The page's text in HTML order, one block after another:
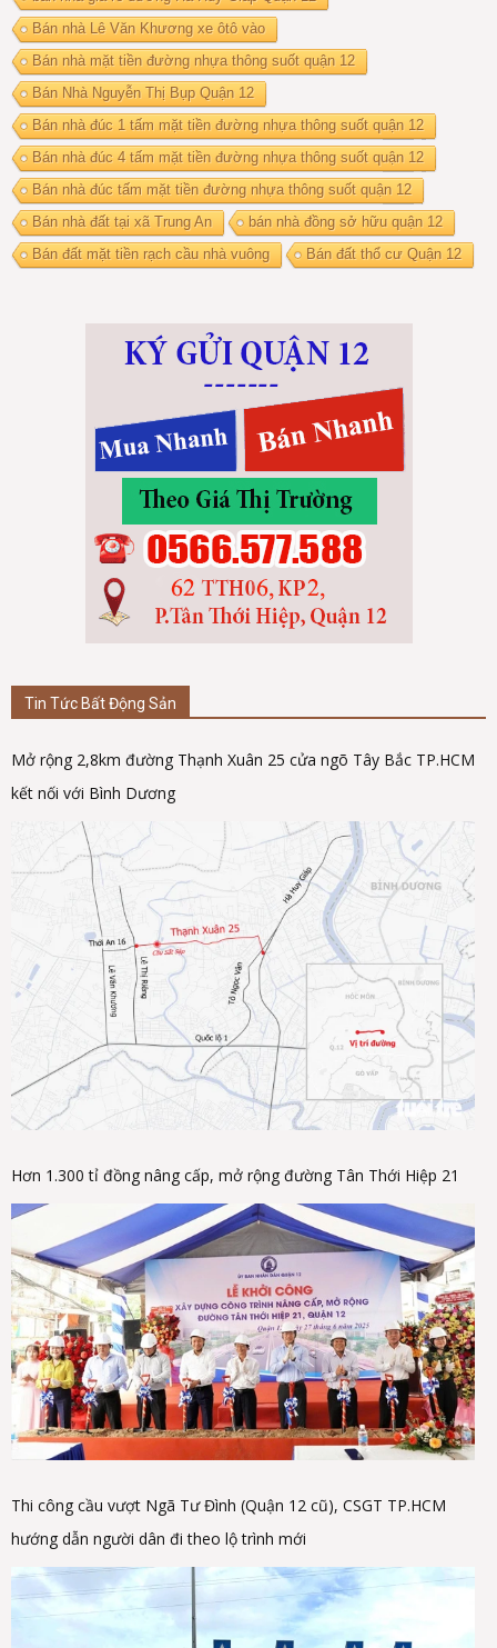
Bán nhà Lê Văn Khương xe ôtô vào
Bán nhà mặt tiền đường nhựa thông suốt quận 12
Bán Nhà Nguyễn Thị Bụp Quận 12
Bán nhà đúc 1 tấm mặt tiền đường nhựa thông suốt quận 12
Bán nhà đúc 4 tấm mặt tiền đường nhựa thông suốt quận 12
Bán nhà đúc tấm mặt tiền đường nhựa thông suốt quận 12
Bán nhà đất tại xã Trung An
bán nhà đồng sở hữu quận 12
Bán đất mặt tiền rạch cầu nhà vuông
Bán đất thổ cư Quận 12
Tin Tức Bất Động Sản
Mở rộng 2,8km đường Thạnh Xuân 25 cửa ngõ Tây Bắc TP.HCM
kết nối với Bình Dương
Hơn 1.300 tỉ đồng nâng cấp, mở rộng đường Tân Thới Hiệp 21
Thi công cầu vượt Ngã Tư Đình (Quận 12 cũ), CSGT TP.HCM
hướng dẫn người dân đi theo lộ trình mới